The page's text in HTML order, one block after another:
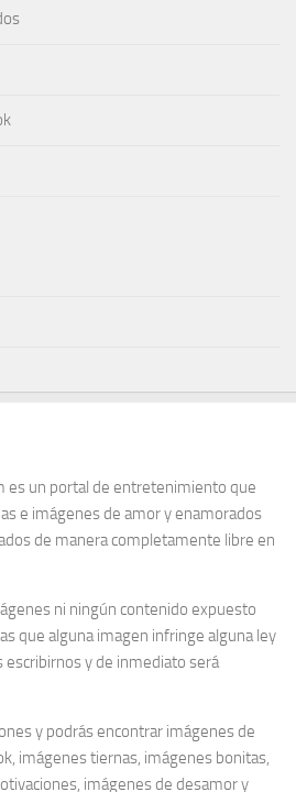
es un portal de entretenimiento que
e imágenes de amor y enamorados
de manera completamente libre en
ni ningún contenido expuesto
que alguna imagen infringe alguna ley
y de inmediato será
y podrás encontrar imágenes de
imágenes tiernas, imágenes bonitas,
imágenes de desamor y